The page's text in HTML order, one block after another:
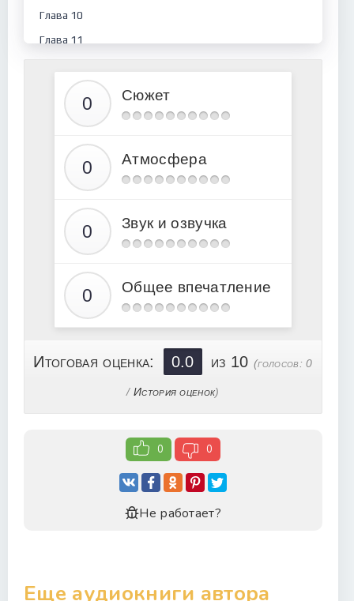
Глава 10
Глава 11
Глава 13
Глава 14
Глава 16
Глава 17
Глава 18
Глава 19
Глава 21
Глава 22
Глава 24
Сюжет
Атмосфера
Звук и озвучка
Общее впечатление
Итоговая оценка: 0.0 из 10(голосов:0
/ История оценок)
0 0
Не работает?
Еще аудиокниги автора